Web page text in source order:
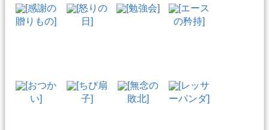
[感謝の
贈りもの]
[怒りの
日]
[勉強会]
[エース
の矜持]
[おつか
い]
[ちび扇
子]
[無念の
敗北]
[レッサ
ーパンダ]